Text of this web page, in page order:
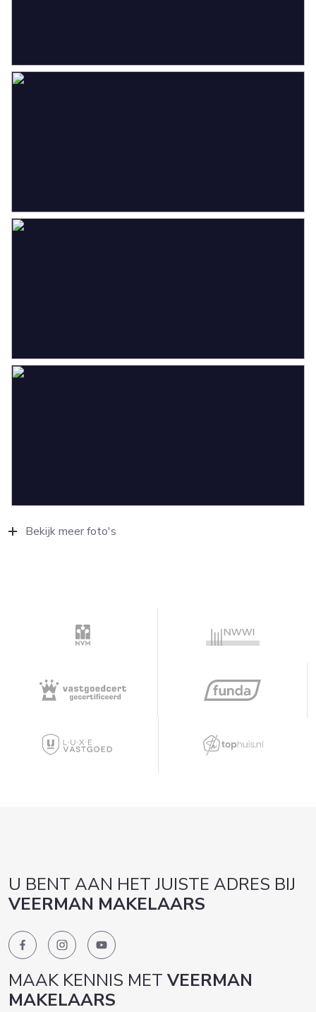
Bekijk meer foto's
U BENT AAN HET JUISTE ADRES BIJ
VEERMAN MAKELAARS
MAAK KENNIS MET VEERMAN
MAKELAARS